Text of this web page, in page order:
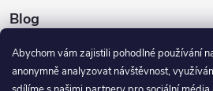
Abychom vám zajistili pohodlné používání
anonymně analyzovat návštěvnost,
Blog
Naše služby